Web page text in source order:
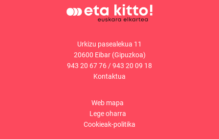
Urkizu pasealekua 11
20600 Eibar (Gipuzkoa)
943 20 67 76/943 20 09 18
Kontaktua
Web mapa
Lege oharra
Cookieak-politika